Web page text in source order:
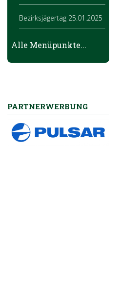
Bezirksjägertag 25.01.2025
Bezirksmeisterschaft
Jagdliches Schießen 2025
Brauchbarkeitsprüfung
Bezirksjägertag 2022
Alle Menüpunkte...
PARTNERWERBUNG